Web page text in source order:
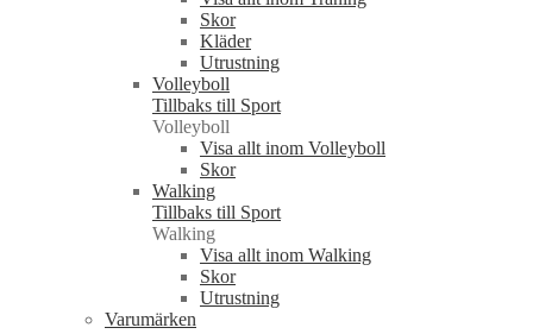
Skor
Kläder
Utrustning
Volleyboll
Tillbaks till Sport
Volleyboll
Visa allt inom Volleyboll
Skor
Walking
Tillbaks till Sport
Walking
Visa allt inom Walking
Skor
Utrustning
Varumärken